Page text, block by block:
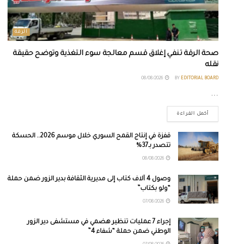
الرقة
صحة الرقة تنفي إغلاق قسم معالجة سوء التغذية وتوضح حقيقة
نقله
BY EDITORIAL BOARD
...
أكمل القراءة
قفزة في إنتاج القمح السوري خلال موسم 2026.. الحسكة
تتصدر بـ37%
وصول 4 آلاف كتاب إلى مديرية الثقافة بدير الزور ضمن حملة
“ولو بكتاب”
إجراء 7 عمليات تنظير هضمي في مستشفى دير الزور
الوطني ضمن حملة “شفاء 4”